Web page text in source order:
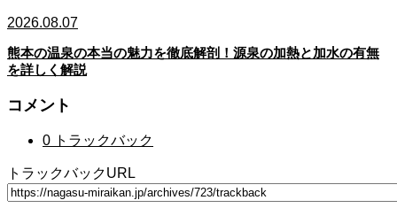
2026.08.07
熊本の温泉の本当の魅力を徹底解剖！源泉の加熱と加水の有無
を詳しく解説
コメント
0 トラックバック
トラックバックURL